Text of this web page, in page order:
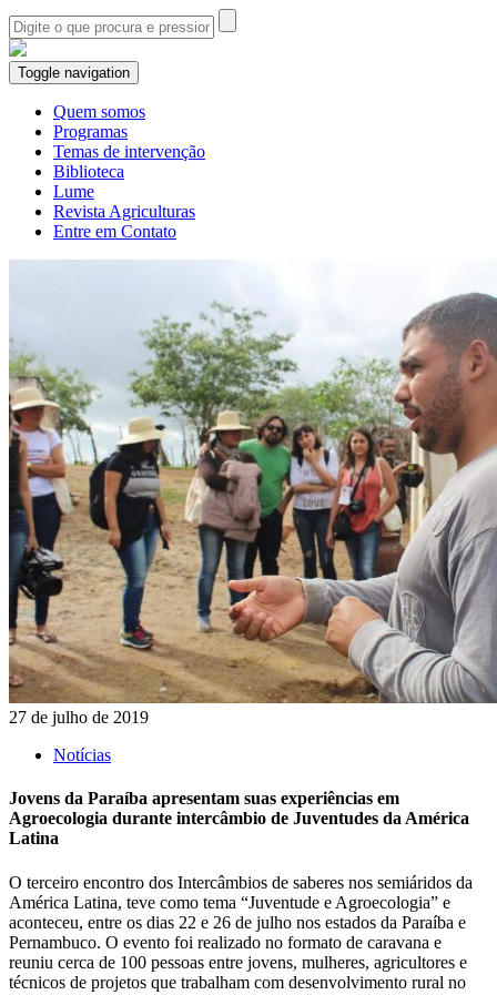
Toggle navigation
Quem somos
Programas
Temas de intervenção
Biblioteca
Lume
Revista Agriculturas
Entre em Contato
27 de julho de 2019
Notícias
Jovens da Paraíba apresentam suas experiências em
Agroecologia durante intercâmbio de Juventudes da América
Latina
O terceiro encontro dos Intercâmbios de saberes nos semiáridos da
América Latina, teve como tema “Juventude e Agroecologia” e
aconteceu, entre os dias 22 e 26 de julho nos estados da Paraíba e
Pernambuco. O evento foi realizado no formato de caravana e
reuniu cerca de 100 pessoas entre jovens, mulheres, agricultores e
técnicos de projetos que trabalham com desenvolvimento rural no